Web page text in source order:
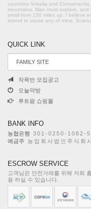
countries Vokalia and
mountains, Man must explore,
small from 150 miles up. I believe
intend to waste any of mine.
QUICK LINK
작목반 모집공고
오늘약방
루트팜 쇼핑몰
BANK INFO
농협은행 301-0250-1082-
예금주
농업회사법인주식회
ESCROW SERVICE
고객님은 안전거래를 위해 저희
용 하실 수 있습니다.